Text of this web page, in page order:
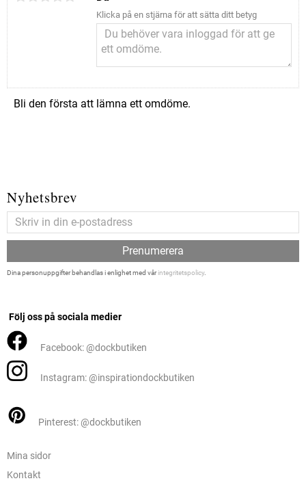
Klicka på en stjärna för att sätta ditt betyg
Bli den första att lämna ett omdöme.
Nyhetsbrev
Prenumerera
Dina personuppgifter behandlas i enlighet med vårintegritetspolicy.
Följ oss på sociala medier
Facebook: @dockbutiken
Instagram: @inspirationdockbutiken
Pinterest: @dockbutiken
Mina sidor
Kontakt